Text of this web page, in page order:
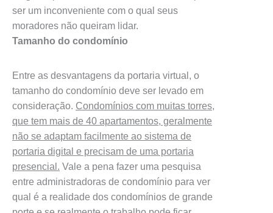
ser um inconveniente com o qual seus
moradores não queiram lidar.
Tamanho do condomínio
Entre as desvantagens da portaria virtual, o
tamanho do condomínio deve ser levado em
consideração. Condomínios com muitas torres,
que tem mais de 40 apartamentos, geralmente
não se adaptam facilmente ao sistema de
portaria digital e precisam de uma portaria
presencial. Vale a pena fazer uma pesquisa
entre administradoras de condomínio para ver
qual é a realidade dos condomínios de grande